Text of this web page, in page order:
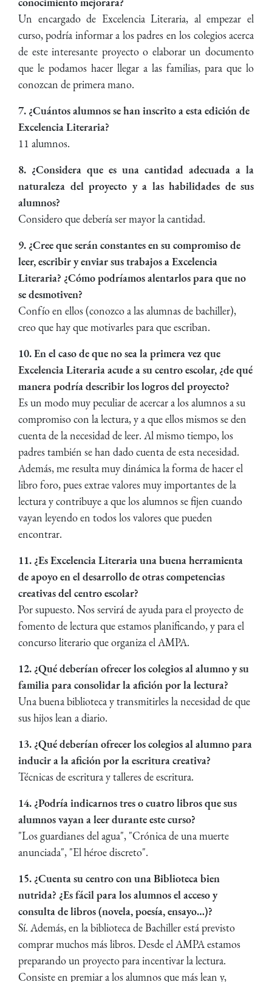
Un encargado de Excelencia Literaria, al empezar el
curso, podría informar a los padres en los colegios acerca
de este interesante proyecto o elaborar un documento
que le podamos hacer llegar a las familias, para que lo
conozcan de primera mano.
7. ¿Cuántos alumnos se han inscrito a esta edición de
Excelencia Literaria?
11 alumnos.
8. ¿Considera que es una cantidad adecuada a la
naturaleza del proyecto y a las habilidades de sus
alumnos?
Considero que debería ser mayor la cantidad.
9. ¿Cree que serán constantes en su compromiso de
leer, escribir y enviar sus trabajos a Excelencia
Literaria? ¿Cómo podríamos alentarlos para que no
se desmotiven?
Confío en ellos (conozco a las alumnas de bachiller),
creo que hay que motivarles para que escriban.
10. En el caso de que no sea la primera vez que
Excelencia Literaria acude a su centro escolar, ¿de qué
manera podría describir los logros del proyecto?
Es un modo muy peculiar de acercar a los alumnos a su
compromiso con la lectura, y a que ellos mismos se den
cuenta de la necesidad de leer. Al mismo tiempo, los
padres también se han dado cuenta de esta necesidad.
Además, me resulta muy dinámica la forma de hacer el
libro foro, pues extrae valores muy importantes de la
lectura y contribuye a que los alumnos se fijen cuando
vayan leyendo en todos los valores que pueden
encontrar.
11. ¿Es Excelencia Literaria una buena herramienta
de apoyo en el desarrollo de otras competencias
creativas del centro escolar?
Por supuesto. Nos servirá de ayuda para el proyecto de
fomento de lectura que estamos planificando, y para el
concurso literario que organiza el AMPA.
12. ¿Qué deberían ofrecer los colegios al alumno y su
familia para consolidar la afición por la lectura?
Una buena biblioteca y transmitirles la necesidad de que
sus hijos lean a diario.
13. ¿Qué deberían ofrecer los colegios al alumno para
inducir a la afición por la escritura creativa?
Técnicas de escritura y talleres de escritura.
14. ¿Podría indicarnos tres o cuatro libros que sus
alumnos vayan a leer durante este curso?
"Los guardianes del agua", "Crónica de una muerte
anunciada", "El héroe discreto".
15. ¿Cuenta su centro con una Biblioteca bien
nutrida? ¿Es fácil para los alumnos el acceso y
consulta de libros (novela, poesía, ensayo…)?
Sí. Además, en la biblioteca de Bachiller está previsto
comprar muchos más libros. Desde el AMPA estamos
preparando un proyecto para incentivar la lectura.
Consiste en premiar a los alumnos que más lean y,